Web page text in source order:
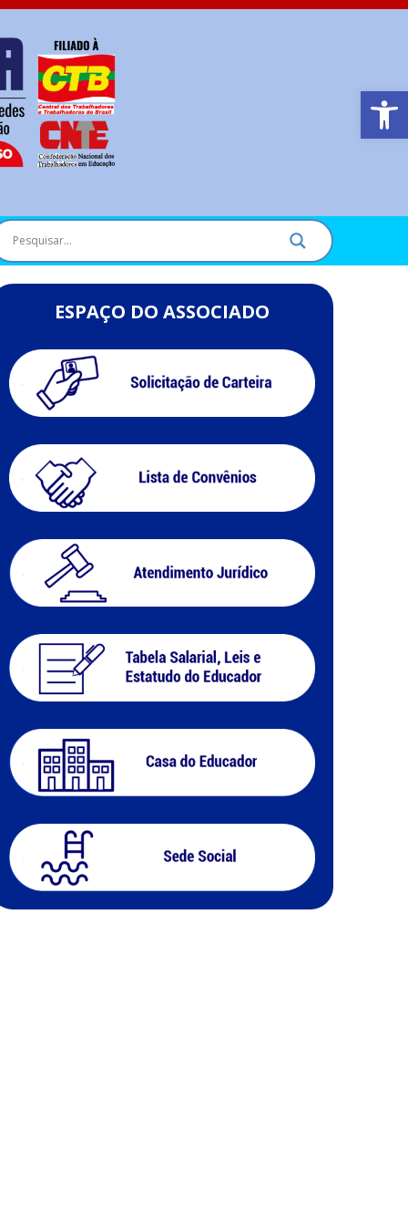
Barra de
ESPAÇO DO ASSOCIADO